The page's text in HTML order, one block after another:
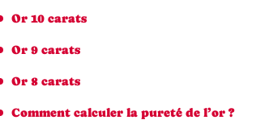
Or 10 carats
Or 9 carats
Or 8 carats
Comment calculer la pureté de l’or ?